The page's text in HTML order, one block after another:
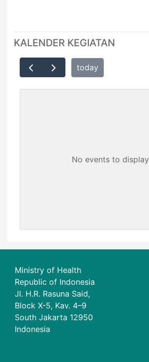
KALENDER KEGIATAN
today
No events to display
Ministry of Health
Republic of Indonesia
Jl. H.R. Rasuna Said,
Block X-5, Kav. 4–9
South Jakarta 12950
Indonesia